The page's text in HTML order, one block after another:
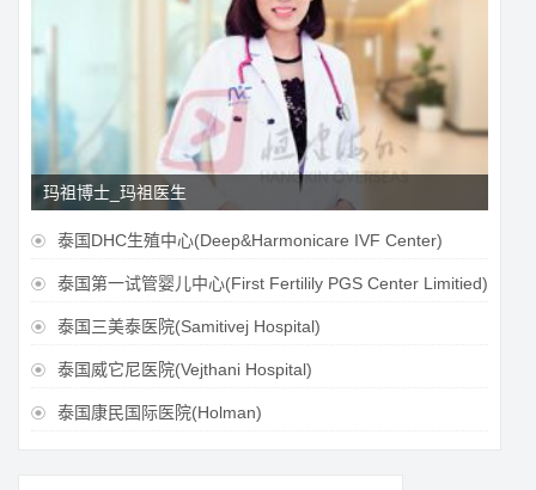
玛祖博士_玛祖医生
 泰国DHC生殖中心(Deep&Harmonicare IVF Center)
 泰国第一试管婴儿中心(First Fertilily PGS Center Limitied)
 泰国三美泰医院(Samitivej Hospital)
 泰国威它尼医院(Vejthani Hospital)
 泰国康民国际医院(Holman)